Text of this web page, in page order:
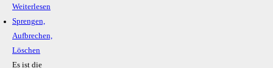
Weiterlesen
Sprengen,
Aufbrechen,
Löschen
Es ist die